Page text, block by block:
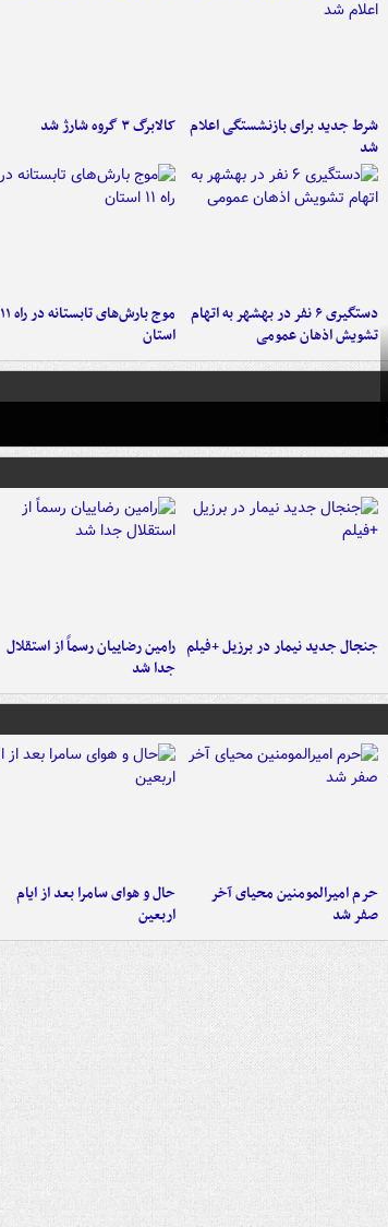
شرط جدید برای بازنشستگی اعلام
شد
کالابرگ ۳ گروه شارژ شد
دستگیری ۶ نفر در بهشهر به اتهام
تشویش اذهان عمومی
موج بارش‌های تابستانه در راه ۱۱
استان
جنجال جدید نیمار در برزیل +فیلم رامین رضاییان رسماً از استقلال
جدا شد
حرم امیرالمومنین محیای آخر
صفر شد
حال و هوای سامرا بعد از ایام
اربعین